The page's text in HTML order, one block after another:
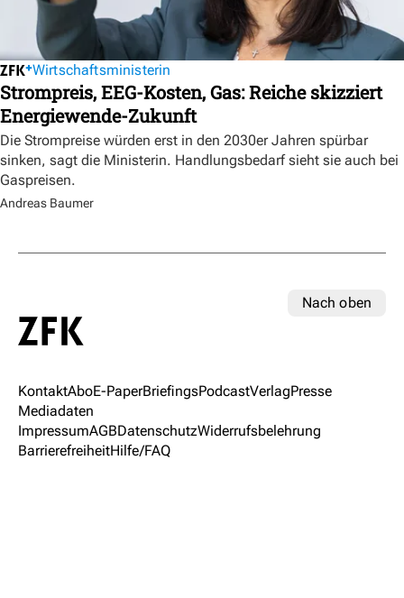
Wirtschaftsministerin
Strompreis, EEG-Kosten, Gas: Reiche skizziert
Energiewende-Zukunft
Die Strompreise würden erst in den 2030er Jahren spürbar
sinken, sagt die Ministerin. Handlungsbedarf sieht sie auch bei
Gaspreisen.
Andreas Baumer
Nach oben
KontaktAboE-PaperBriefingsPodcastVerlagPresse
Mediadaten
ImpressumAGBDatenschutzWiderrufsbelehrung
BarrierefreiheitHilfe/FAQ